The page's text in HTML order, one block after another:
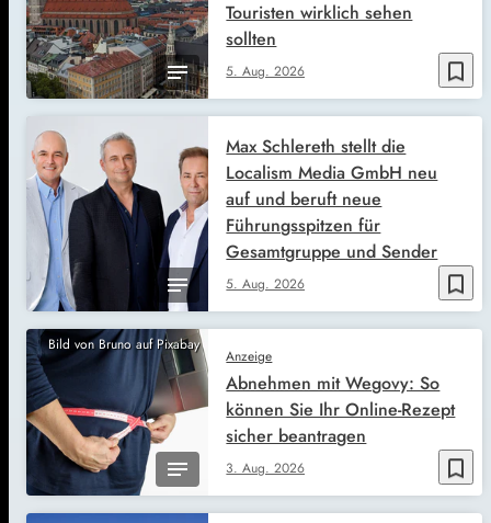
bookmark_border
5. Aug. 2026
Touristen wirklich sehen
sollten
bookmark_border
5. Aug. 2026
Max Schlereth stellt die
Localism Media GmbH neu
auf und beruft neue
Führungsspitzen für
Gesamtgruppe und Sender
Bild von Bruno auf Pixabay
bookmark_border
Anzeige
3. Aug. 2026
Abnehmen mit Wegovy: So
können Sie Ihr Online-Rezept
sicher beantragen